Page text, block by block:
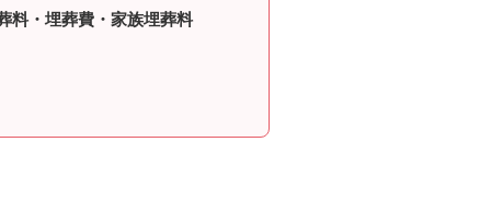
料・埋葬費・家族埋葬料